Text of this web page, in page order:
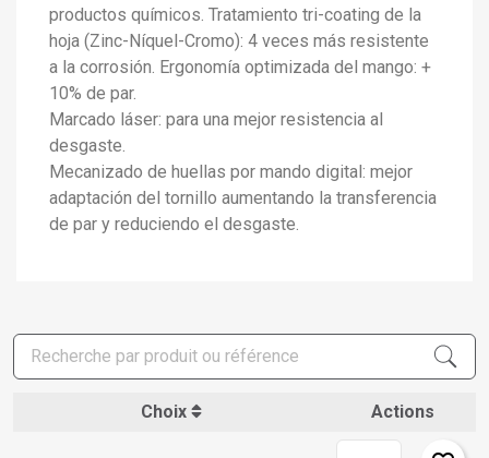
×
productos químicos. Tratamiento tri-coating de la
hoja (Zinc-Níquel-Cromo): 4 veces más resistente
a la corrosión. Ergonomía optimizada del mango: +
10% de par.
Marcado láser: para una mejor resistencia al
desgaste.
Mecanizado de huellas por mando digital: mejor
adaptación del tornillo aumentando la transferencia
de par y reduciendo el desgaste.
Choix Actions